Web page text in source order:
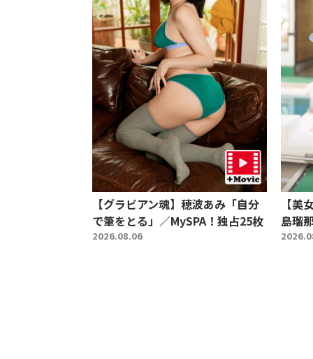
【グラビアン魂】穂波あみ「自分
で筆をとる」／MySPA！独占25枚
2026.08.06
【美
島瑠